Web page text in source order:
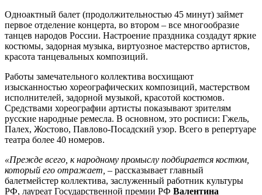
Одноактный балет (продолжительностью 45 минут) займет
первое отделение концерта, во втором – все многообразие
танцев народов России. Настроение праздника создадут яркие
костюмы, задорная музыка, виртуозное мастерство артистов,
красота танцевальных композиций.
Работы замечательного коллектива восхищают
изысканностью хореографических композиций, мастерством
исполнителей, задорной музыкой, красотой костюмов.
Средствами хореографии артисты показывают зрителям
русские народные ремесла. В основном, это росписи: Гжель,
Палех, Жостово, Павлово-Посадский узор. Всего в репертуаре
театра более 40 номеров.
«Прежде всего, к народному промыслу подбирается костюм,
который его отражает, – рассказывает главный
балетмейстер коллектива, заслуженный работник культуры
РФ, лауреат Государственной премии РФ Валентина